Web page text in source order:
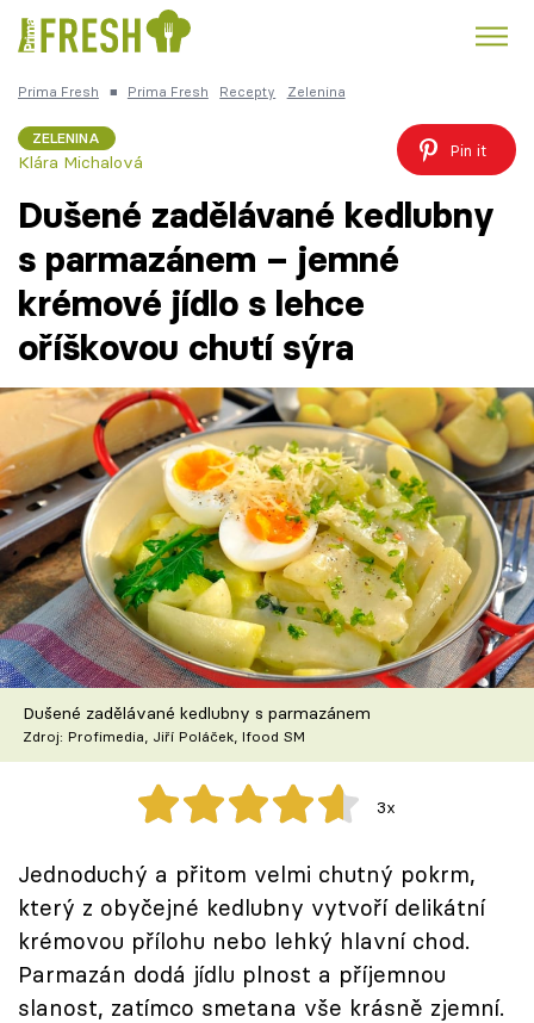
Česká kuchyně
Témata
Články
TV Program
Škola vaření
Recepty z TV
Speciál: Cuketa
Těhotnej kuchař
Sledujte prima+
Přihlášení
Sledujte nás
Prima Fresh ■ Prima Fresh Recepty Zelenina
ZELENINA
Klára Michalová
Pin it
Dušené zadělávané kedlubny
s parmazánem – jemné
krémové jídlo s lehce
oříškovou chutí sýra
Dušené zadělávané kedlubny s parmazánem
Zdroj: Profimedia, Jiří Poláček, Ifood SM
3x
Jednoduchý a přitom velmi chutný pokrm,
který z obyčejné kedlubny vytvoří delikátní
krémovou přílohu nebo lehký hlavní chod.
Parmazán dodá jídlu plnost a příjemnou
slanost, zatímco smetana vše krásně zjemní.